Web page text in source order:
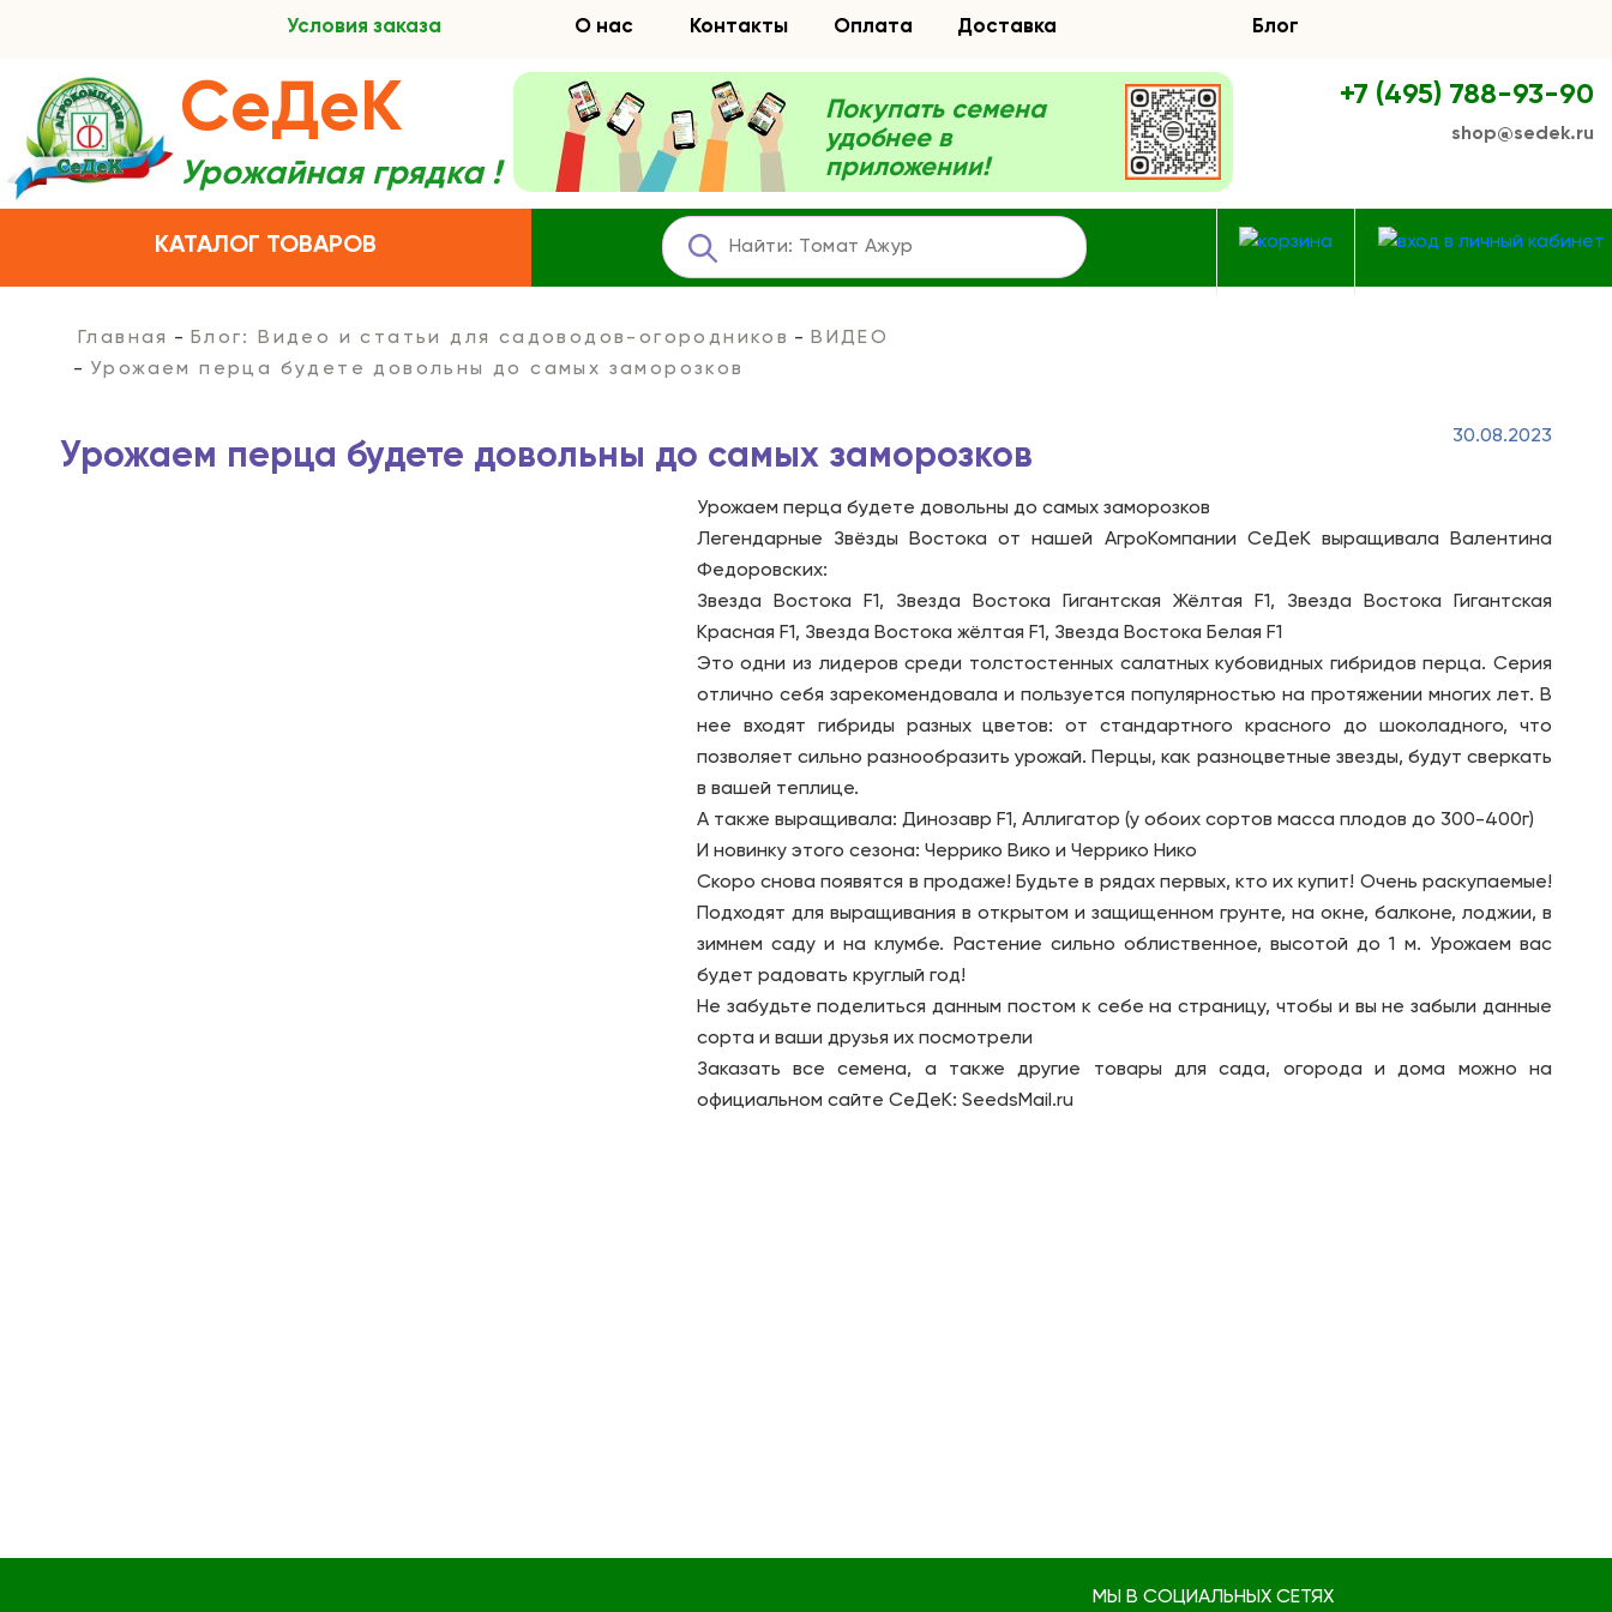
Условия заказа О нас Контакты Оплата Доставка Блог
КАТАЛОГ ТОВАРОВ
СеДеК
Урожайная грядка !
Покупать семена
удобнее в
приложении!
+7 (495) 788-93-90
shop@sedek.ru
Главная Блог: Видео и статьи для садоводов-огородников
ВИДЕО
Урожаем перца будете довольны до самых заморозков
Урожаем перца будете довольны до самых заморозков
30.08.2023
Урожаем перца будете довольны до самых заморозков
Легендарные Звёзды Востока от нашей АгроКомпании СеДеК выращивала Валентина
Федоровских:
Звезда Востока F1, Звезда Востока Гигантская Жёлтая F1, Звезда Востока Гигантская
Красная F1, Звезда Востока жёлтая F1, Звезда Востока Белая F1
Это одни из лидеров среди толстостенных салатных кубовидных гибридов перца. Серия
отлично себя зарекомендовала и пользуется популярностью на протяжении многих лет. В
нее входят гибриды разных цветов: от стандартного красного до шоколадного, что
позволяет сильно разнообразить урожай. Перцы, как разноцветные звезды, будут сверкать
в вашей теплице.
А также выращивала: Динозавр F1, Аллигатор (у обоих сортов масса плодов до 300-400г)
И новинку этого сезона: Черрико Вико и Черрико Нико
Скоро снова появятся в продаже! Будьте в рядах первых, кто их купит! Очень раскупаемые!
Подходят для выращивания в открытом и защищенном грунте, на окне, балконе, лоджии, в
зимнем саду и на клумбе. Растение сильно облиственное, высотой до 1 м. Урожаем вас
будет радовать круглый год!
Не забудьте поделиться данным постом к себе на страницу, чтобы и вы не забыли данные
сорта и ваши друзья их посмотрели
Заказать все семена, а также другие товары для сада, огорода и дома можно на
официальном сайте СеДеК: SeedsMail.ru
МЫ В СОЦИАЛЬНЫХ СЕТЯХ